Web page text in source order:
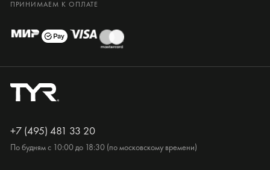
ПРИНИМАЕМ К ОПЛАТЕ
+7 (495) 481 33 20
По будням с 10:00 до 18:30 (по московскому времени)